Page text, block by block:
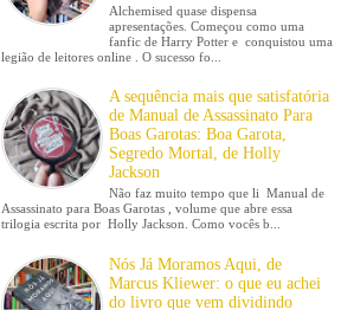
Alchemised quase dispensa
apresentações. Começou como uma
fanfic de Harry Potter e conquistou uma
legião de leitores online . O sucesso fo...
A sequência mais que satisfatória
de Manual de Assassinato Para
Boas Garotas: Boa Garota,
Segredo Mortal, de Holly
Jackson
Não faz muito tempo que li Manual de
Assassinato para Boas Garotas , volume que abre essa
trilogia escrita por Holly Jackson. Como vocês b...
Nós Já Moramos Aqui, de
Marcus Kliewer: o que eu achei
do livro que vem dividindo